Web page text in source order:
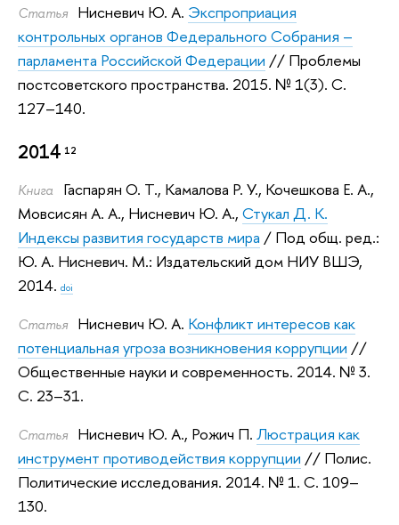
Статья Нисневич Ю. А. Экспроприация
контрольных органов Федерального Собрания –
парламента Российской Федерации // Проблемы
постсоветского пространства. 2015. № 1(3). С.
127–140.
2014 12
Книга Гаспарян О. Т., Камалова Р. У., Кочешкова Е. А.,
Мовсисян А. А., Нисневич Ю. А., Стукал Д. К.
Индексы развития государств мира / Под общ. ред.:
Ю. А. Нисневич. М.: Издательский дом НИУ ВШЭ,
2014. doi
Статья Нисневич Ю. А. Конфликт интересов как
потенциальная угроза возникновения коррупции //
Общественные науки и современность. 2014. № 3.
С. 23–31.
Статья Нисневич Ю. А., Рожич П. Люстрация как
инструмент противодействия коррупции // Полис.
Политические исследования. 2014. № 1. С. 109–
130.